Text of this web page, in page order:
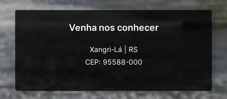
Venha nos conhecer
Xangri-Lá
RS
CEP: 95588-000